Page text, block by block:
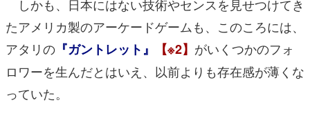
しかも、日本にはない技術やセンスを見せつけてき
たアメリカ製のアーケードゲームも、このころには、
アタリの 『ガントレット』 【※2】 がいくつかのフォ
ロワーを生んだとはいえ、以前よりも存在感が薄くな
っていた。